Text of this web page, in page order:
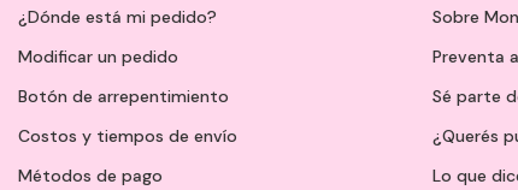
¿Dónde está mi pedido?
Modificar un pedido
Botón de arrepentimiento
Costos y tiempos de envío
Métodos de pago
Sobre
Preventa
Sé parte
¿Querés
Lo que